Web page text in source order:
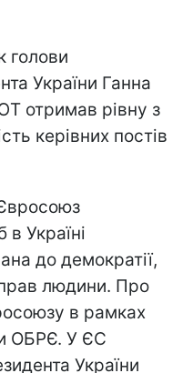
голови
України Ганна
отримав рівну з
керівних постів
Україні
до демократії,
людини. Про
в рамках
ОБРЄ. У ЄС
України